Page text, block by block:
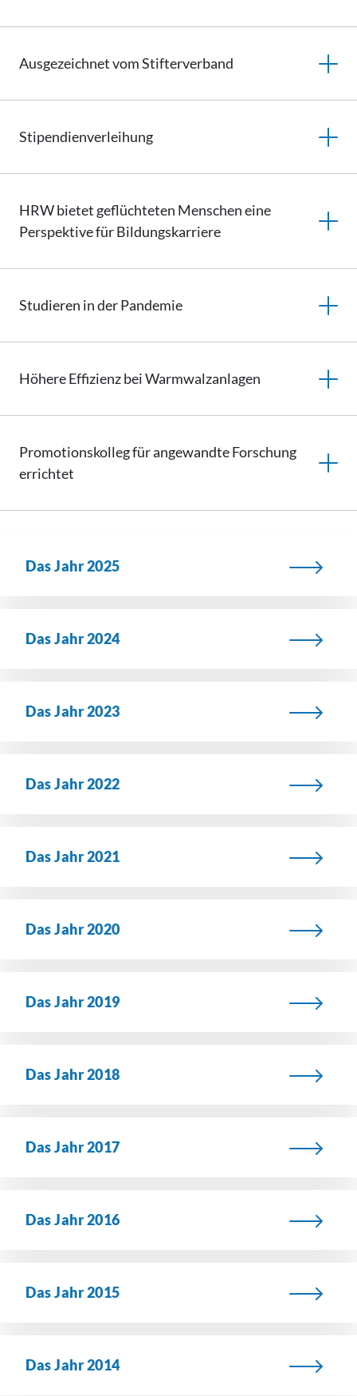
Ausgezeichnet vom Stifterverband
Stipendienverleihung
HRW bietet geflüchteten Menschen eine
Perspektive für Bildungskarriere
Studieren in der Pandemie
Höhere Effizienz bei Warmwalzanlagen
Promotionskolleg für angewandte Forschung
errichtet
Das Jahr 2025
Das Jahr 2024
Das Jahr 2023
Das Jahr 2022
Das Jahr 2021
Das Jahr 2020
Das Jahr 2019
Das Jahr 2018
Das Jahr 2017
Das Jahr 2016
Das Jahr 2015
Das Jahr 2014